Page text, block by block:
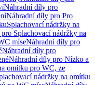
Náhradní díly pro
Náhradní díly pro Pro
Splachovací nádržky na
Splachovací nádržky na
míseNáhradní díly pro
Náhradní díly pro
Náhradní díly pro Nízko a
omítku pro WC, ze
nádržky na omítku